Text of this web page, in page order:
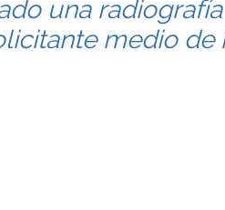
una radiografía
medio de